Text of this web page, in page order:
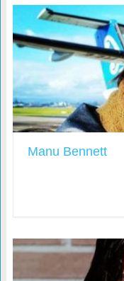
Manu Bennett